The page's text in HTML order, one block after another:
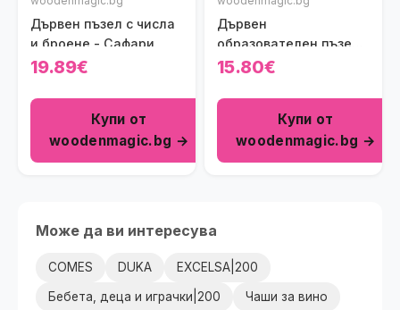
Дървен пъзел с числа
и броене - Сафари
19.89€
Купи от
woodenmagic.bg →
Дървен
образователен пъзел
с геометрични фигури
15.80€
Купи от
woodenmagic.bg →
Може да ви интересува
COMES DUKA EXCELSA|200
Бебета, деца и играчки|200 Чаши за вино